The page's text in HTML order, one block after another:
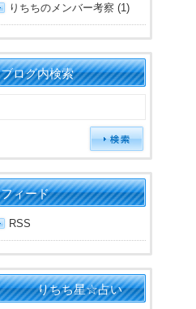
りちちのメンバー考察 (1)
ブログ内検索
フィード
RSS
りちち星☆占い